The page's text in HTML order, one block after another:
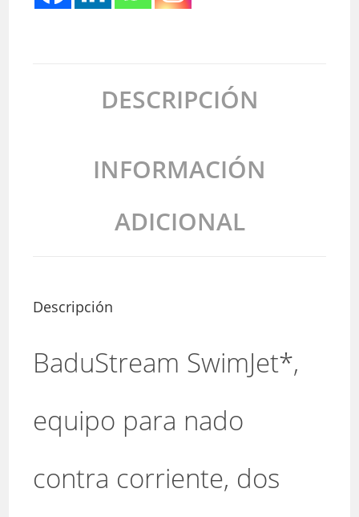
DESCRIPCIÓN
INFORMACIÓN
ADICIONAL
Descripción
BaduStream SwimJet*,
equipo para nado
contra corriente, dos